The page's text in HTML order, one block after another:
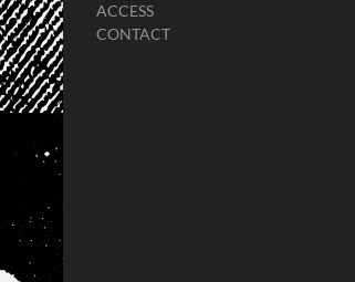
ACCESS
CONTACT